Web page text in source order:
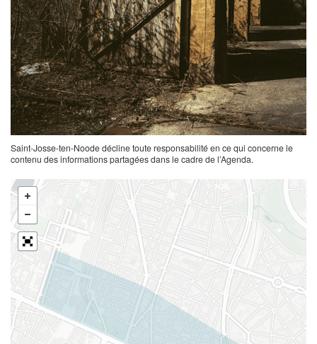
Saint-Josse-ten-Noode décline toute responsabilité en ce qui concerne le
contenu des informations partagées dans le cadre de l’Agenda.